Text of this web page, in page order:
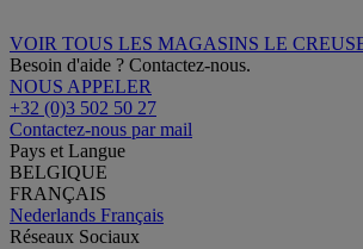
VOIR TOUS LES MAGASINS LE
Besoin d'aide ? Contactez-nous.
NOUS APPELER
+32 (0)3 502 50 27
Contactez-nous par mail
Pays et Langue
BELGIQUE
FRANÇAIS
Nederlands Français
Réseaux Sociaux